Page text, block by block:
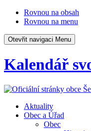
Rovnou na obsah
Rovnou na menu
Otevřit navigaci Menu
Kalendář
Aktuality
Obec a Úřad
Obec